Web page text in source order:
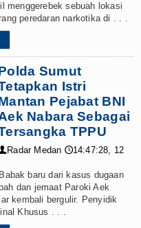
menggerebek sebuah lokasi
peredaran narkotika di . . .
Sumut
Istri
Pejabat BNI
Nabara Sebagai
TPPU
Radar Medan 🕔14:47:28, 12
baru dari kasus dugaan
dan jemaat Paroki Aek
kembali bergulir. Penyidik
Khusus . . .